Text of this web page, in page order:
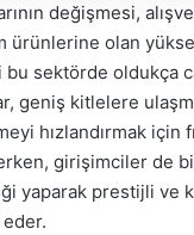
değişmesi,
ürünlerine olan
sektörde oldukça
geniş kitlelere
hızlandırmak için
girişimciler de
yaparak prestijli ve
eder.